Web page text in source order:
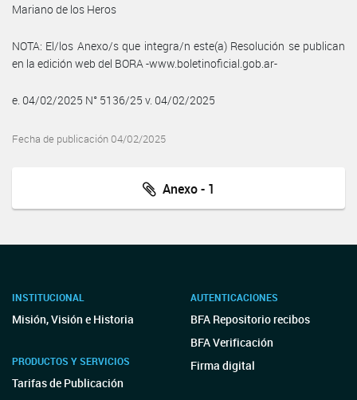
Mariano de los Heros
NOTA: El/los Anexo/s que integra/n este(a) Resolución se publican
en la edición web del BORA -www.boletinoficial.gob.ar-
e. 04/02/2025 N° 5136/25 v. 04/02/2025
Fecha de publicación 04/02/2025
Anexo - 1
INSTITUCIONAL
Misión, Visión e Historia
PRODUCTOS Y SERVICIOS
Tarifas de Publicación
AUTENTICACIONES
BFA Repositorio recibos
BFA Verificación
Firma digital